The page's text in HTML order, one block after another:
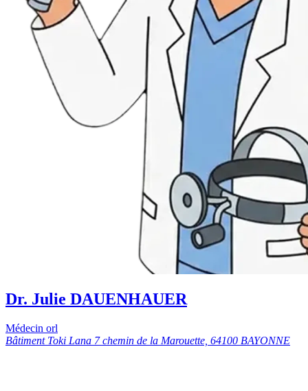
Dr. Julie DAUENHAUER
Médecin orl
Bâtiment Toki Lana 7 chemin de la Marouette, 64100 BAYONNE